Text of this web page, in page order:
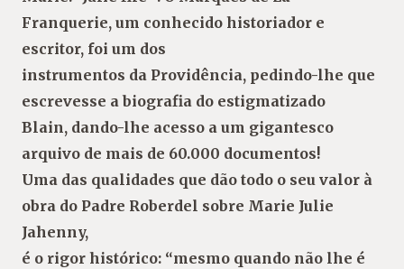
Franquerie, um conhecido historiador e
escritor, foi um dos
instrumentos da Providência, pedindo-lhe que
escrevesse a biografia do estigmatizado
Blain, dando-lhe acesso a um gigantesco
arquivo de mais de 60.000 documentos!
Uma das qualidades que dão todo o seu valor à
obra do Padre Roberdel sobre Marie Julie
Jahenny,
é o rigor histórico: “mesmo quando não lhe é